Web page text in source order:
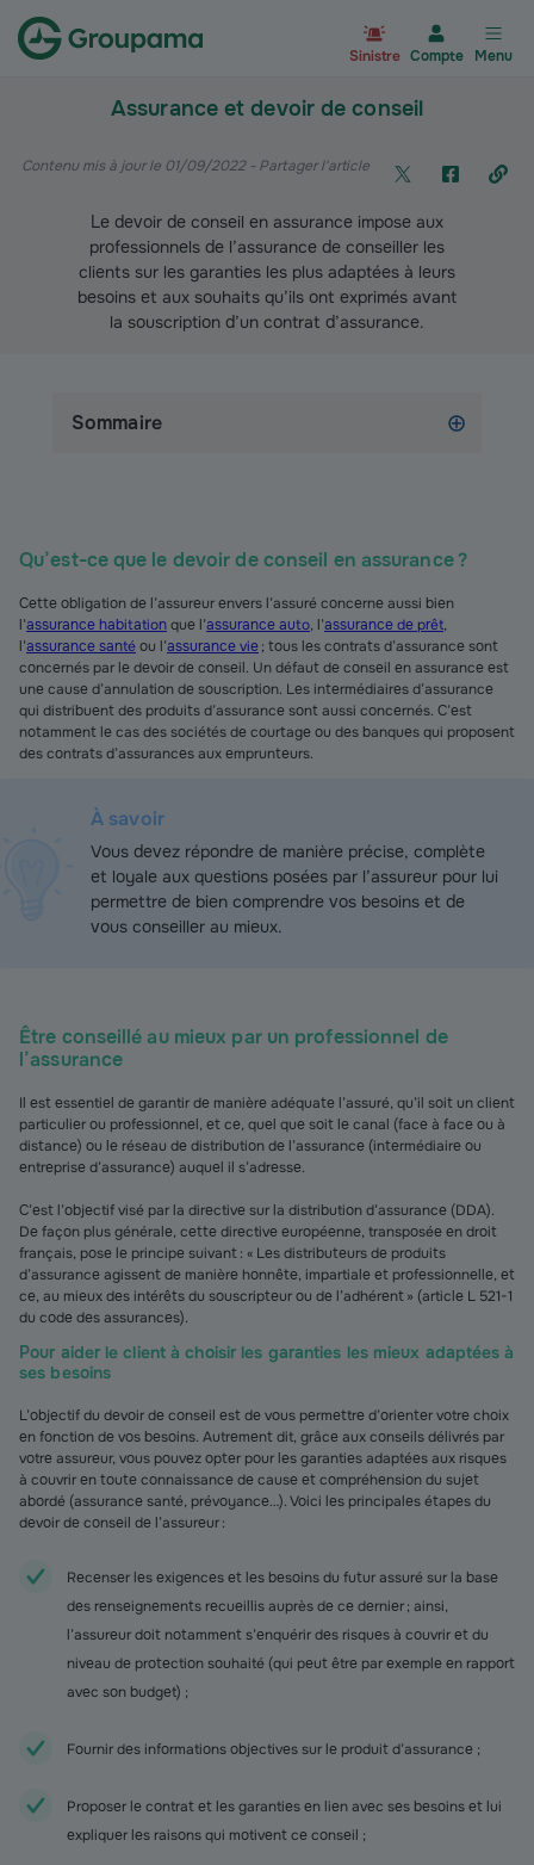
Sinistre Compte Menu
Assurance et devoir de conseil
Contenu mis à jour le 01/09/2022- Partager l'article
Le devoir de conseil en assurance impose aux
professionnels de l’assurance de conseiller les
clients sur les garanties les plus adaptées à leurs
besoins et aux souhaits qu’ils ont exprimés avant
la souscription d’un contrat d’assurance.
Sommaire
Qu’est-ce que le devoir de conseil en assurance ?
Cette obligation de l’assureur envers l’assuré concerne aussi bien
l’assurance habitationque l’assurance auto, l’assurance de prêt,
l’assurance santéou l’assurance vie; tous les contrats d’assurance sont
concernés par le devoir de conseil. Un défaut de conseil en assurance est
une cause d’annulation de souscription. Les intermédiaires d’assurance
qui distribuent des produits d’assurance sont aussi concernés. C’est
notamment le cas des sociétés de courtage ou des banques qui proposent
des contrats d’assurances aux emprunteurs.
À savoir
Vous devez répondre de manière précise, complète
et loyale aux questions posées par l’assureur pour lui
permettre de bien comprendre vos besoins et de
vous conseiller au mieux.
Être conseillé au mieux par un professionnel de
l’assurance
Il est essentiel de garantir de manière adéquate l’assuré, qu’il soit un client
particulier ou professionnel, et ce, quel que soit le canal (face à face ou à
distance) ou le réseau de distribution de l’assurance (intermédiaire ou
entreprise d’assurance) auquel il s’adresse.
C’est l’objectif visé par la directive sur la distribution d’assurance (DDA).
De façon plus générale, cette directive européenne, transposée en droit
français, pose le principe suivant : « Les distributeurs de produits
d’assurance agissent de manière honnête, impartiale et professionnelle, et
ce, au mieux des intérêts du souscripteur ou de l’adhérent » (article L 521-1
du code des assurances).
Pour aider le client à choisir les garanties les mieux adaptées à
ses besoins
L’objectif du devoir de conseil est de vous permettre d’orienter votre choix
en fonction de vos besoins. Autrement dit, grâce aux conseils délivrés par
votre assureur, vous pouvez opter pour les garanties adaptées aux risques
à couvrir en toute connaissance de cause et compréhension du sujet
abordé (assurance santé, prévoyance…). Voici les principales étapes du
devoir de conseil de l’assureur :
Recenser les exigences et les besoins du futur assuré sur la base
des renseignements recueillis auprès de ce dernier ; ainsi,
l’assureur doit notamment s’enquérir des risques à couvrir et du
niveau de protection souhaité (qui peut être par exemple en rapport
avec son budget) ;
Fournir des informations objectives sur le produit d’assurance ;
Proposer le contrat et les garanties en lien avec ses besoins et lui
expliquer les raisons qui motivent ce conseil ;